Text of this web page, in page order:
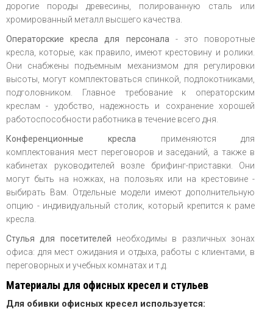
дорогие породы древесины, полированную сталь или
хромированный металл высшего качества.
Операторские кресла для персонала - это поворотные
кресла, которые, как правило, имеют крестовину и ролики.
Они снабжены подъемным механизмом для регулировки
высоты, могут комплектоваться спинкой, подлокотниками,
подголовником. Главное требование к операторским
креслам - удобство, надежность и сохранение хорошей
работоспособности работника в течение всего дня.
Конференционные кресла применяются для
комплектования мест переговоров и заседаний, а также в
кабинетах руководителей возле брифинг-приставки. Они
могут быть на ножках, на полозьях или на крестовине -
выбирать Вам. Отдельные модели имеют дополнительную
опцию - индивидуальный столик, который крепится к раме
кресла.
Стулья для посетителей необходимы в различных зонах
офиса: для мест ожидания и отдыха, работы с клиентами, в
переговорных и учебных комнатах и т.д.
Материалы для офисных кресел и стульев
Для обивки офисных кресел используется: